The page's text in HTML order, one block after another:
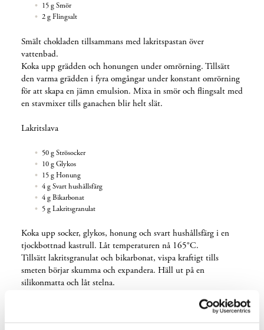
15 g Smör
2 g Flingsalt
Smält chokladen tillsammans med lakritspastan över
vattenbad.
Koka upp grädden och honungen under omrörning. Tillsätt
den varma grädden i fyra omgångar under konstant omrörning
för att skapa en jämn emulsion. Mixa in smör och flingsalt med
en stavmixer tills ganachen blir helt slät.
Lakritslava
50 g Strösocker
10 g Glykos
15 g Honung
4 g Svart hushållsfärg
4 g Bikarbonat
5 g Lakritsgranulat
Koka upp socker, glykos, honung och svart hushållsfärg i en
tjockbottnad kastrull. Låt temperaturen nå 165°C.
Tillsätt lakritsgranulat och bikarbonat, vispa kraftigt tills
smeten börjar skumma och expandera. Häll ut på en
silikonmatta och låt stelna.